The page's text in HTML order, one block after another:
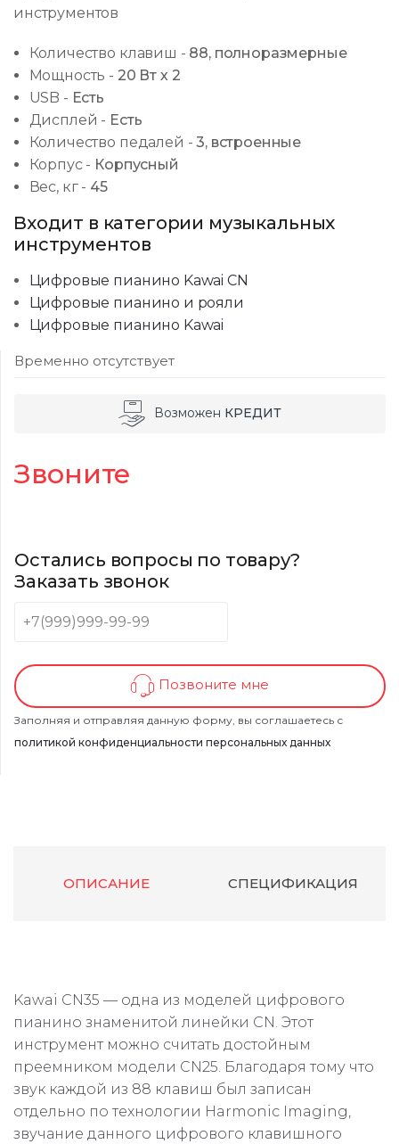
инструментов
Количество клавиш - 88, полноразмерные
Мощность - 20 Вт х 2
USB - Есть
Дисплей - Есть
Количество педалей -3, встроенные
Корпус - Корпусный
Вес, кг - 45
Входит в категории музыкальных
инструментов
Цифровые пианино Kawai CN
Цифровые пианино и рояли
Цифровые пианино Kawai
Временно отсутствует
Возможен КРЕДИТ
Звоните
Остались вопросы по товару?
Заказать звонок
Позвоните мне
Заполняя и отправляя данную форму, вы соглашаетесь с
политикой конфиденциальности персональных данных
ОПИСАНИЕ СПЕЦИФИКАЦИЯ
Kawai CN35 — одна из моделей цифрового
пианино знаменитой линейки CN. Этот
инструмент можно считать достойным
преемником модели CN25. Благодаря тому что
звук каждой из 88 клавиш был записан
отдельно по технологии Harmonic Imaging,
звучание данного цифрового клавишного